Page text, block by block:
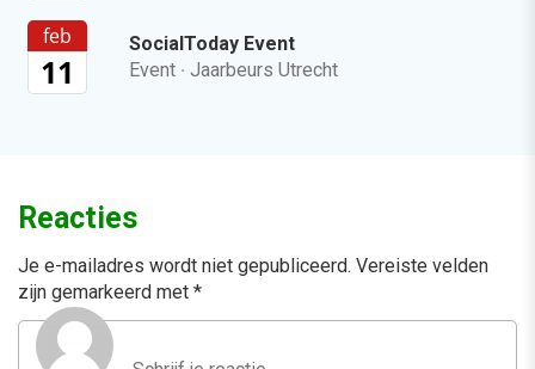
feb
11
SocialToday Event
Event · Jaarbeurs Utrecht
Reacties
Je e-mailadres wordt niet gepubliceerd. Vereiste velden
zijn gemarkeerd met *